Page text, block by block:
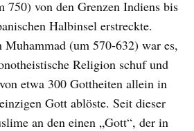
750) von den Grenzen Indiens bis
Halbinsel erstreckte.
Muhammad (um 570-632) war es,
Religion schuf und
etwa 300 Gottheiten allein in
Gott ablöste. Seit dieser
an den einen „Gott“, der in